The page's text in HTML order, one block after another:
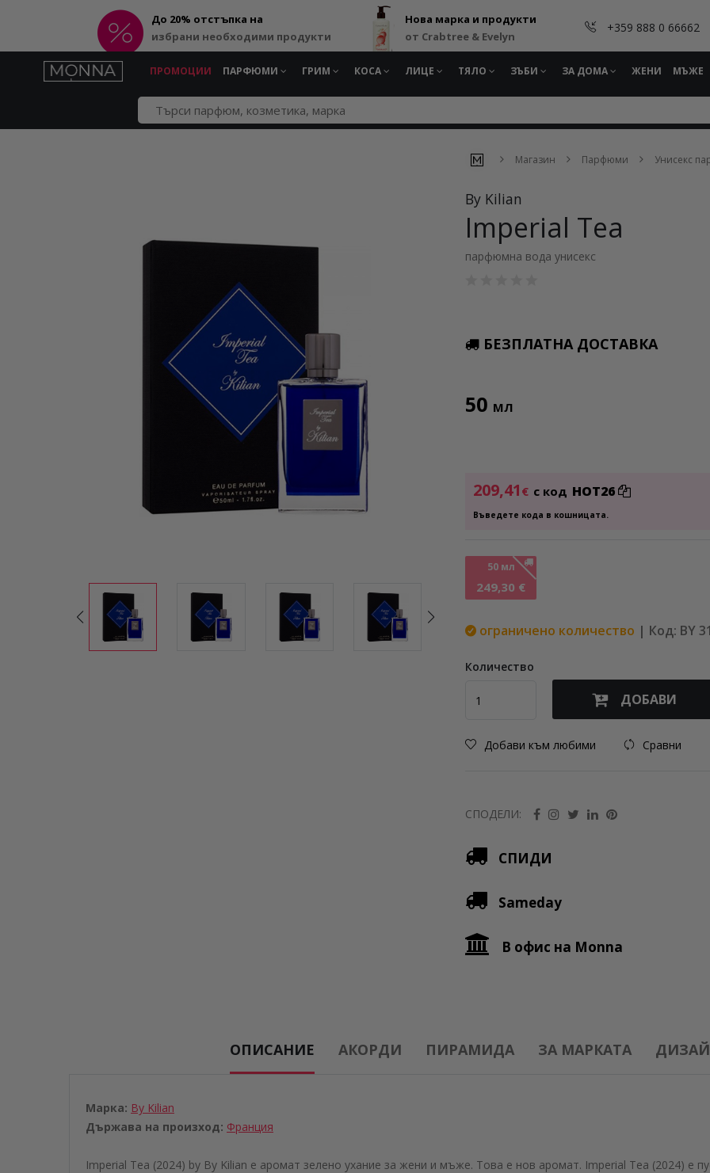
До 20% отстъпка на
избрани необходими продукти
Нова марка и продукти
от Crabtree & Evelyn
+359 888 0 66662
ПРОМОЦИИ ПАРФЮМИ ГРИМ КОСА ЛИЦЕ ТЯЛО ЗЪБИ ЗА ДОМА ЖЕНИ МЪЖЕ
Магазин Парфюми Унисекс
By Kilian
Imperial Tea
парфюмна вода унисекс
БЕЗПЛАТНА ДОСТАВКА
50 МЛ
209,41 € с код HOT26
Въведете кода в кошницата.
50 мл
249,30 €
ограничено количество | Код: BY
Количество
ДОБАВИ
Добави към любими Сравни
СПОДЕЛИ:
СПИДИ
Sameday
В офис на Monna
ОПИСАНИЕ АКОРДИ ПИРАМИДА ЗА МАРКАТА
Марка: By Kilian
Държава на произход: Франция
Imperial Tea (2024) by By Kilian е аромат зелено ухание за жени и мъже. Това е нов аромат. Imperial Tea (2024) е